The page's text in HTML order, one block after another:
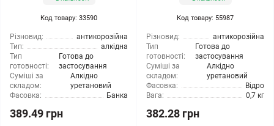
Код товару: 33590
Різновид:
антикорозійна
Тип:
алкідна
Тип
готовності:
Готова до
застосування
Суміші за
складом:
Алкідно
уретановий
Фасовка:
Банка
389.49 грн
Код товару: 55987
Різновид:
антикорозійна
Тип
готовності:
Готова до
застосування
Суміші за
складом:
Алкідно
уретановий
Фасовка:
Відро
Вага:
0,7 кг
382.28 грн